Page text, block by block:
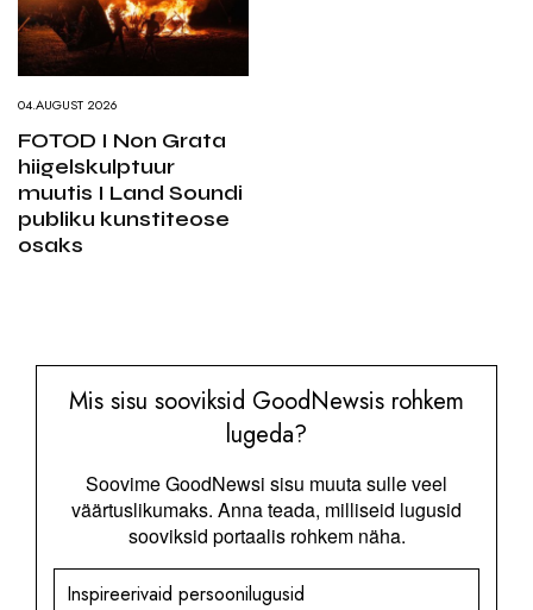
04.AUGUST 2026
FOTOD I Non Grata
hiigelskulptuur
muutis I Land Soundi
publiku kunstiteose
osaks
Mis sisu sooviksid GoodNewsis rohkem
lugeda?
Soovime GoodNewsi sisu muuta sulle veel
väärtuslikumaks. Anna teada, milliseid lugusid
sooviksid portaalis rohkem näha.
Inspireerivaid persoonilugusid